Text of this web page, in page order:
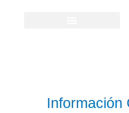
Información